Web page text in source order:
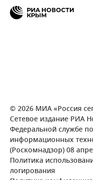
© 2026 МИА «Россия
Сетевое издание РИА
Федеральной службе
информационных
(Роскомнадзор) 08
Политика
логирования